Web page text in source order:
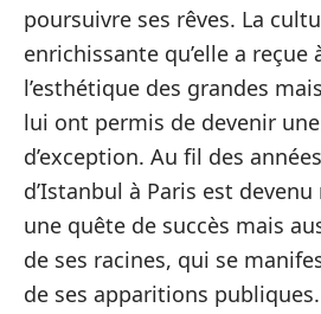
poursuivre ses rêves. La
enrichissante qu’elle a reçue
l’esthétique des grandes
lui ont permis de devenir
d’exception. Au fil des
d’Istanbul à Paris est
une quête de succès mais
de ses racines, qui se
de ses apparitions publiques.